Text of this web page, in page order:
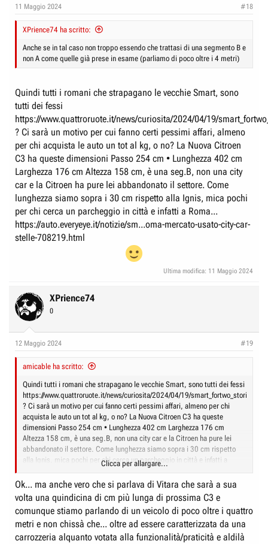
11 Maggio 2024 #18
XPrience74 ha scritto:
Anche se in tal caso non troppo essendo che trattasi di una segmento B e
non A come quelle già prese in esame (parliamo di poco oltre i 4 metri)
Quindi tutti i romani che strapagano le vecchie Smart, sono
tutti dei fessi
https://www.quattroruote.it/news/curiosita/2024/04/19/
? Ci sarà un motivo per cui fanno certi pessimi affari, almeno
per chi acquista le auto un tot al kg, o no? La Nuova Citroen
C3 ha queste dimensioni Passo 254 cm • Lunghezza 402 cm
Larghezza 176 cm Altezza 158 cm, è una seg.B, non una city
car e la Citroen ha pure lei abbandonato il settore. Come
lunghezza siamo sopra i 30 cm rispetto alla Ignis, mica pochi
per chi cerca un parcheggio in città e infatti a Roma...
https://auto.everyeye.it/notizie/sm...oma-mercato-usato-city-car-
stelle-708219.html
Ultima modifica: 11 Maggio 2024
XPrience74
0
12 Maggio 2024 #19
amicable ha scritto:
Quindi tutti i romani che strapagano le vecchie Smart, sono tutti dei fessi
https://www.quattroruote.it/news/curiosita/2024/04/19/
? Ci sarà un motivo per cui fanno certi pessimi affari, almeno per chi
acquista le auto un tot al kg, o no? La Nuova Citroen C3 ha queste
dimensioni Passo 254 cm • Lunghezza 402 cm Larghezza 176 cm
Altezza 158 cm, è una seg.B, non una city car e la Citroen ha pure lei
abbandonato il settore. Come lunghezza siamo sopra i 30 cm rispetto
alla Ignis, mica pochi per chi cerca un parcheggio in città e infatti a
https://auto.everyeye.it/notizie/sm...oma-mercato-usato-city-car-stelle-
708219.html
Clicca per allargare...
Ok... ma anche vero che si parlava di Vitara che sarà a sua
volta una quindicina di cm più lunga di prossima C3 e
comunque stiamo parlando di un veicolo di poco oltre i quattro
metri e non chissà che... oltre ad essere caratterizzata da una
carrozzeria alquanto votata alla funzionalità/praticità e aldilà